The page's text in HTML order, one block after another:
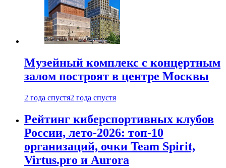
Музейный комплекс с концертным
залом построят в центре Москвы
2 года спустя2 года спустя
Рейтинг киберспортивных клубов
России, лето-2026: топ-10
организаций, очки Team Spirit,
Virtus.pro и Aurora